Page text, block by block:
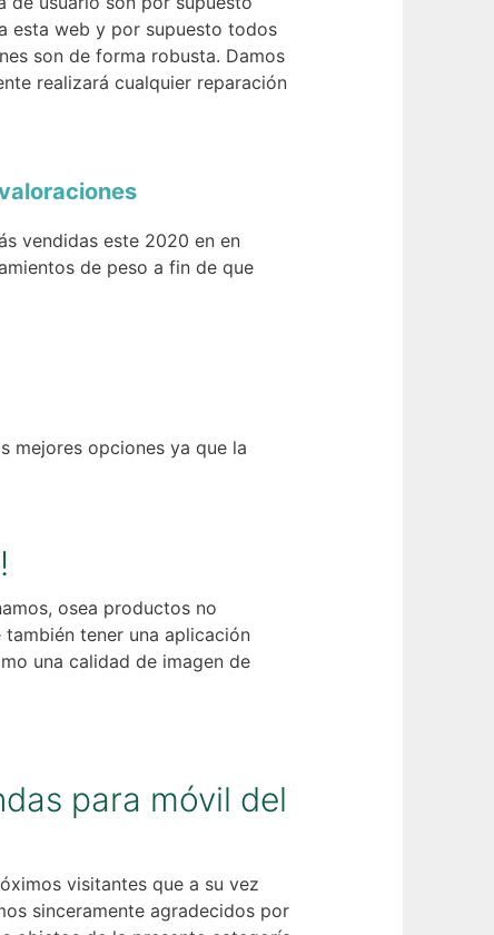
esta web y por supuesto todos
son de forma robusta. Damos
realizará cualquier reparación
vendidas este 2020 en en
de peso a fin de que
mejores opciones ya que la
osea productos no
tener una aplicación
una calidad de imagen de
para móvil del
visitantes que a su vez
sinceramente agradecidos por